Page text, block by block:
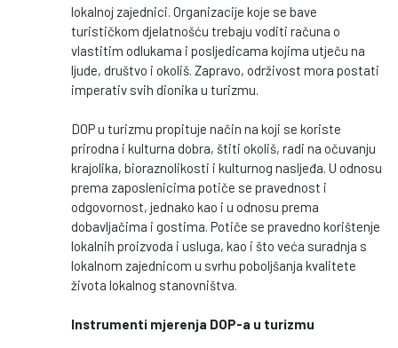
lokalnoj zajednici. Organizacije koje se bave
turističkom djelatnošću trebaju voditi računa o
vlastitim odlukama i posljedicama kojima utječu na
ljude, društvo i okoliš. Zapravo, održivost mora postati
imperativ svih dionika u turizmu.
DOP u turizmu propituje način na koji se koriste
prirodna i kulturna dobra, štiti okoliš, radi na očuvanju
krajolika, bioraznolikosti i kulturnog nasljeđa. U odnosu
prema zaposlenicima potiče se pravednost i
odgovornost, jednako kao i u odnosu prema
dobavljačima i gostima. Potiče se pravedno korištenje
lokalnih proizvoda i usluga, kao i što veća suradnja s
lokalnom zajednicom u svrhu poboljšanja kvalitete
života lokalnog stanovništva.
Instrumenti mjerenja DOP-a u turizmu